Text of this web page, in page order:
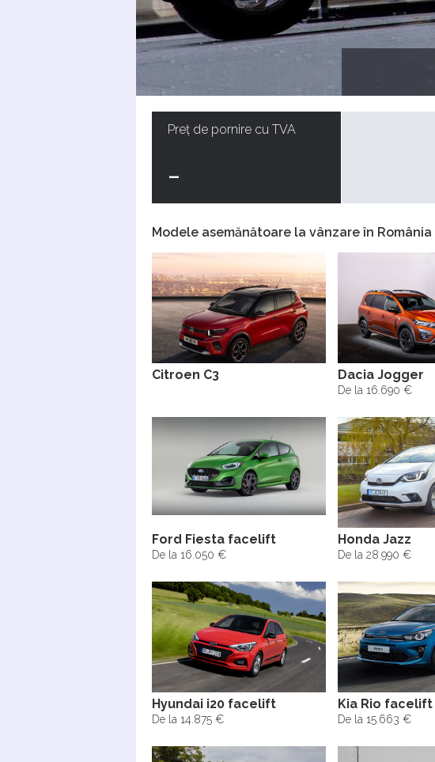
Preț de pornire cu TVA
-
Modele asemănătoare la vânzare în România
Citroen C3 Dacia Jogger
De la 16.690 €
Ford Fiesta facelift
De la 16.050 €
Honda Jazz
De la 28.990 €
Hyundai i20 facelift
De la 14.875 €
Kia Rio facelift
De la 15.663 €